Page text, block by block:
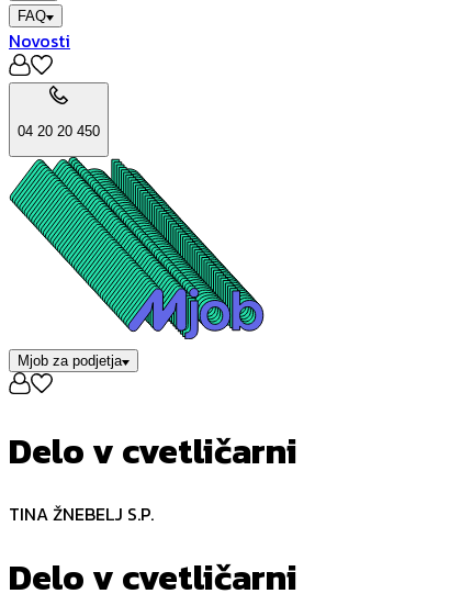
FAQ
Novosti
04 20 20 450
Mjob za podjetja
Delo v cvetličarni
TINA ŽNEBELJ S.P.
Delo v cvetličarni